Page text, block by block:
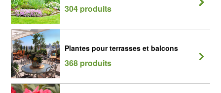
304 produits
Plantes pour terrasses et balcons
368 produits